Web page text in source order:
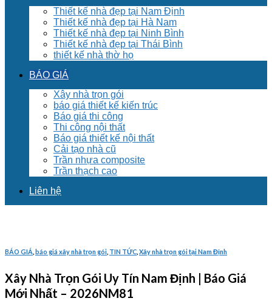
Thiết kế nhà đẹp tại Nam Định
Thiết kế nhà đẹp tại Hà Nam
Thiết kế nhà đẹp tại Ninh Bình
Thiết kế nhà đẹp tại Thái Bình
thiết kế nhà thờ họ
BÁO GIÁ
Xây nhà trọn gói
báo giá thiết kế kiến trúc
Báo giá thi công
Thi công nội thất
Báo giá thiết kế nội thất
Cải tạo nhà cũ
Trần nhựa composite
Trần thạch cao
Liên hệ
BÁO GIÁ báo giá xây nhà trọn gói TIN TỨC Xây nhà trọn gói tại Nam Định
Xây Nhà Trọn Gói Uy Tín Nam Định | Báo Giá
Mới Nhất – 2026NM81